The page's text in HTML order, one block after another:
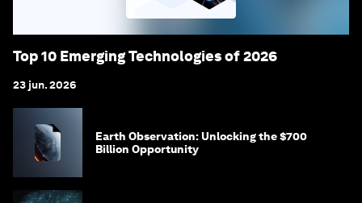
Top 10 Emerging Technologies of 2026
23 jun. 2026
Earth Observation: Unlocking the $700
Billion Opportunity